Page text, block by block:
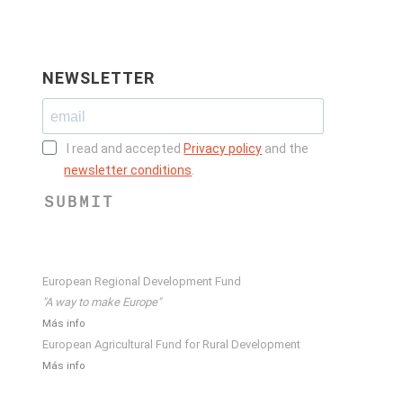
NEWSLETTER
I read and accepted Privacy policy and the
newsletter conditions.
SUBMIT
European Regional Development Fund
"A way to make Europe"
Más info
European Agricultural Fund for Rural Development
Más info